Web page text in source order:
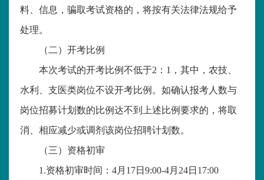
料、信息，骗取考试资格的，将按有关法律法规给予
处理。
（二）开考比例
本次考试的开考比例不低于2：1，其中，农技、
水利、支医类岗位不设开考比例。如确认报考人数与
岗位招募计划数的比例达不到上述比例要求的，将取
消、相应减少或调剂该岗位招聘计划数。
（三）资格初审
1.资格初审时间：4月17日9:00-4月24日17:00